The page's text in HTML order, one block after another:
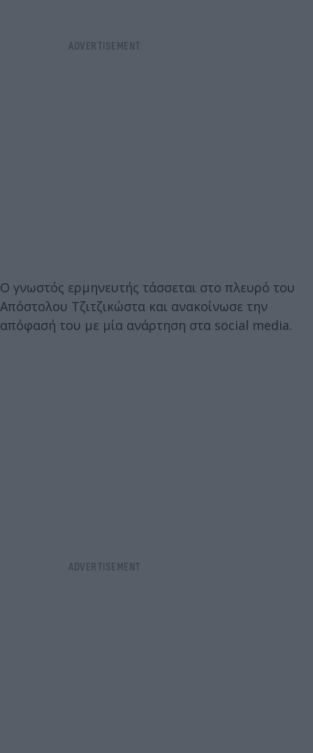
Ο γνωστός ερμηνευτής τάσσεται στο πλευρό του
Απόστολου Τζιτζικώστα και ανακοίνωσε την
απόφασή του με μία ανάρτηση στα social media.